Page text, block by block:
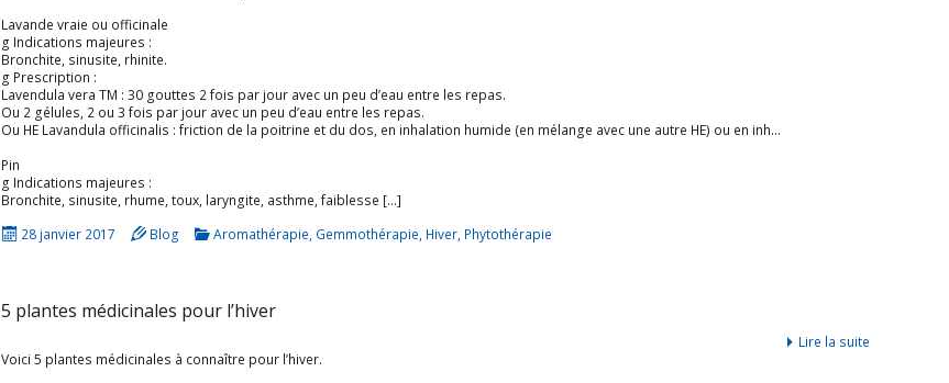
Lavande vraie ou officinale
g Indications majeures :
Bronchite, sinusite, rhinite.
g Prescription :
Lavendula vera TM : 30 gouttes 2 fois par jour avec un peu d’eau entre les repas.
Ou 2 gélules, 2 ou 3 fois par jour avec un peu d’eau entre les repas.
Ou HE Lavandula officinalis : friction de la poitrine et du dos, en inhalation humide (en mélange avec une autre HE) ou en inhalation sèche.
Pin
g Indications majeures :
Bronchite, sinusite, rhume, toux, laryngite, asthme, faiblesse […]
28 janvier 2017 Blog Aromathérapie, Gemmothérapie, Hiver, Phytothérapie
5 plantes médicinales pour l’hiver
Voici 5 plantes médicinales à connaître pour l’hiver.
Lire la suite